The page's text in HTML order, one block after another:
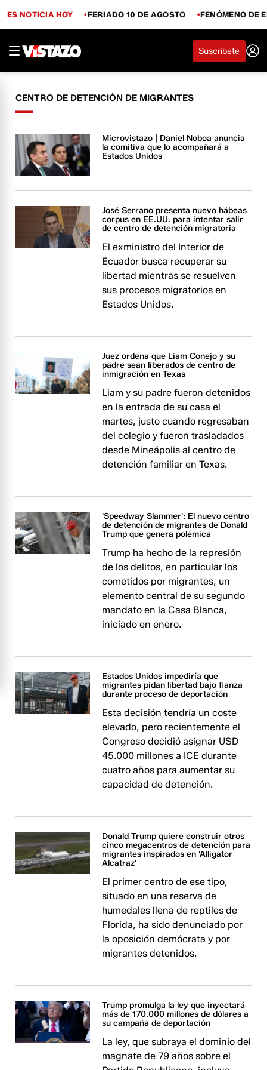
ES NOTICIA HOY FERIADO 10 DE AGOSTO FENÓMENO DE
Suscríbete
CENTRO DE DETENCIÓN DE MIGRANTES
Microvistazo | Daniel Noboa anuncia
la comitiva que lo acompañará a
Estados Unidos
José Serrano presenta nuevo hábeas
corpus en EE.UU. para intentar salir
de centro de detención migratoria
El exministro del Interior de
Ecuador busca recuperar su
libertad mientras se resuelven
sus procesos migratorios en
Estados Unidos.
Juez ordena que Liam Conejo y su
padre sean liberados de centro de
inmigración en Texas
Liam y su padre fueron detenidos
en la entrada de su casa el
martes, justo cuando regresaban
del colegio y fueron trasladados
desde Mineápolis al centro de
detención familiar en Texas.
'Speedway Slammer': El nuevo centro
de detención de migrantes de Donald
Trump que genera polémica
Trump ha hecho de la represión
de los delitos, en particular los
cometidos por migrantes, un
elemento central de su segundo
mandato en la Casa Blanca,
iniciado en enero.
Estados Unidos impediría que
migrantes pidan libertad bajo fianza
durante proceso de deportación
Esta decisión tendría un coste
elevado, pero recientemente el
Congreso decidió asignar USD
45.000 millones a ICE durante
cuatro años para aumentar su
capacidad de detención.
Donald Trump quiere construir otros
cinco megacentros de detención para
migrantes inspirados en 'Alligator
Alcatraz'
El primer centro de ese tipo,
situado en una reserva de
humedales llena de reptiles de
Florida, ha sido denunciado por
la oposición demócrata y por
migrantes detenidos.
Trump promulga la ley que inyectará
más de 170.000 millones de dólares a
su campaña de deportación
La ley, que subraya el dominio del
magnate de 79 años sobre el